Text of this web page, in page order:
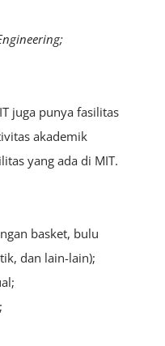
juga punya fasilitas
akademik
yang ada di MIT.
basket, bulu
dan lain-lain);